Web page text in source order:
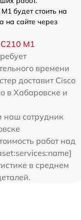
будет стоить на
на сайте через
M1
времени
доставит Cisco
в Хабаровске и
наш сотрудник
работ над
в среднем